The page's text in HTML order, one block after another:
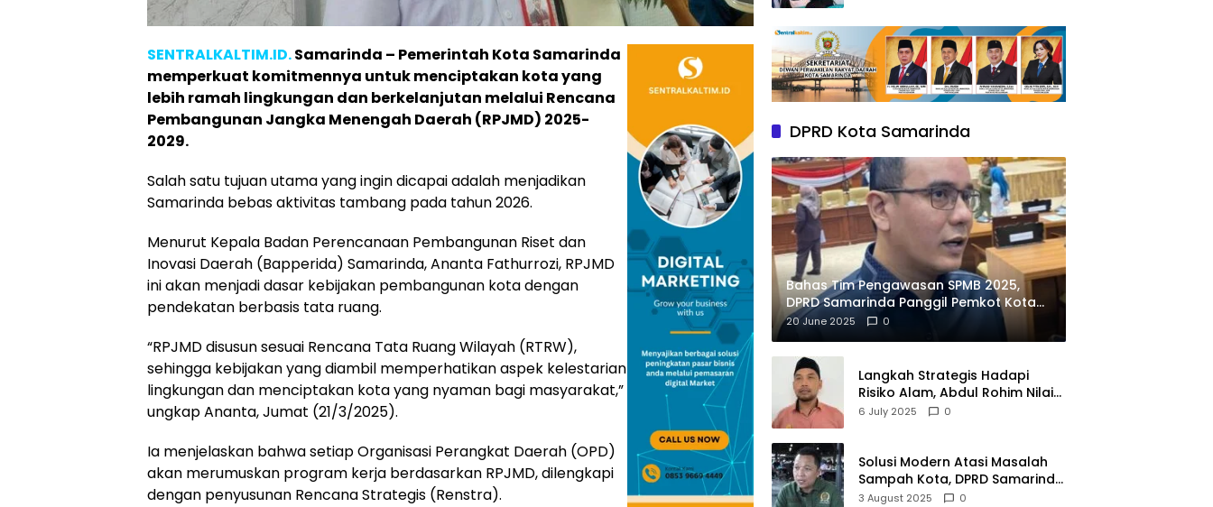
SENTRALKALTIM.ID.Samarinda – Pemerintah Kota Samarinda
memperkuat komitmennya untuk menciptakan kota yang
lebih ramah lingkungan dan berkelanjutan melalui Rencana
Pembangunan Jangka Menengah Daerah (RPJMD) 2025-
2029.
Salah satu tujuan utama yang ingin dicapai adalah menjadikan
Samarinda bebas aktivitas tambang pada tahun 2026.
Menurut Kepala Badan Perencanaan Pembangunan Riset dan
Inovasi Daerah (Bapperida) Samarinda, Ananta Fathurrozi, RPJMD
ini akan menjadi dasar kebijakan pembangunan kota dengan
pendekatan berbasis tata ruang.
“RPJMD disusun sesuai Rencana Tata Ruang Wilayah (RTRW),
sehingga kebijakan yang diambil memperhatikan aspek kelestarian
lingkungan dan menciptakan kota yang nyaman bagi masyarakat,”
ungkap Ananta, Jumat (21/3/2025).
Ia menjelaskan bahwa setiap Organisasi Perangkat Daerah (OPD)
akan merumuskan program kerja berdasarkan RPJMD, dilengkapi
dengan penyusunan Rencana Strategis (Renstra).
DPRD Kota Samarinda
Bahas Tim Pengawasan SPMB 2025,
DPRD Samarinda Panggil Pemkot Kota
Tepian
20 June 2025 0
Langkah Strategis Hadapi
Risiko Alam, Abdul Rohim Nilai
Samarinda Siap Jadi Pusat
6 July 2025 0
Solusi Modern Atasi Masalah
Sampah Kota, DPRD Samarinda
Dukung Penuh Proyek PLTSA
3 August 2025 0